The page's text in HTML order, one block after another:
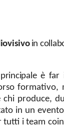
in
è far
formativo,
chi produce,
in un
i team